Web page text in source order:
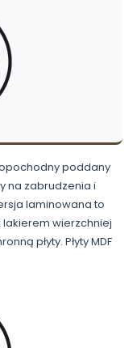
poddany
na zabrudzenia i
laminowana to
wierzchniej
płyty. Płyty MDF